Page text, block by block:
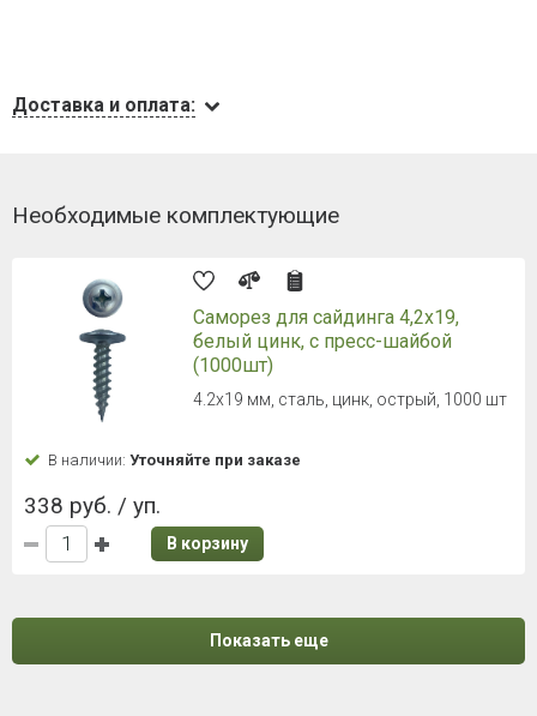
Доставка и оплата:
Необходимые комплектующие
Саморез для сайдинга 4,2х19,
белый цинк, с пресс-шайбой
(1000шт)
4.2х19 мм, сталь, цинк, острый, 1000 шт
В наличии: Уточняйте при заказе
338 руб. / уп.
В корзину
Показать еще